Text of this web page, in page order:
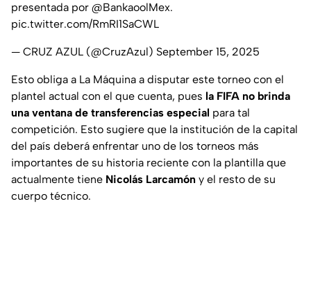
presentada por @BankaoolMex.
pic.twitter.com/RmRI1SaCWL
— CRUZ AZUL (@CruzAzul) September 15, 2025
Esto obliga a La Máquina a disputar este torneo con el
plantel actual con el que cuenta, pues la FIFA no brinda
una ventana de transferencias especial para tal
competición. Esto sugiere que la institución de la capital
del país deberá enfrentar uno de los torneos más
importantes de su historia reciente con la plantilla que
actualmente tiene Nicolás Larcamón y el resto de su
cuerpo técnico.